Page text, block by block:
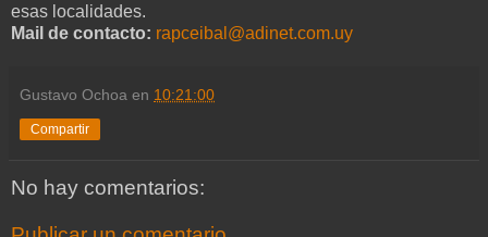
esas localidades.
Mail de contacto: rapceibal@adinet.com.uy
Gustavo Ochoa en 10:21:00
Compartir
No hay comentarios: